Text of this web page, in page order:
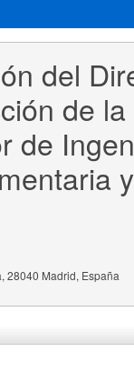
del
de
de
28040 Madrid, España